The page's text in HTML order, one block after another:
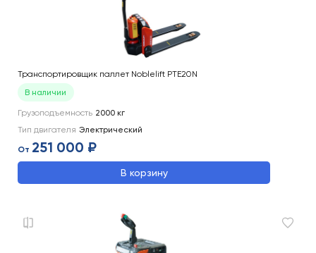
Транспортировщик паллет Noblelift PTE20N
В наличии
Грузоподъемность 2000 кг
Тип двигателя Электрический
От 251 000 ₽
В корзину